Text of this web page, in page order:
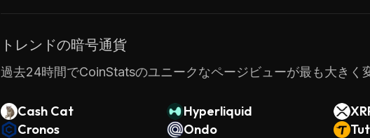
トレンドの暗号通貨
過去24時間でCoinStatsのユニークなページビューが最も大きく
Cash Cat Hyperliquid
Cronos
Ondo